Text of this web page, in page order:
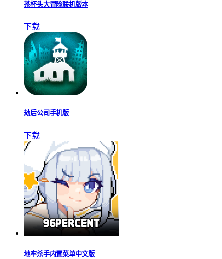
茶杯头大冒险联机版本
下载
劫后公司手机版
下载
地牢杀手内置菜单中文版